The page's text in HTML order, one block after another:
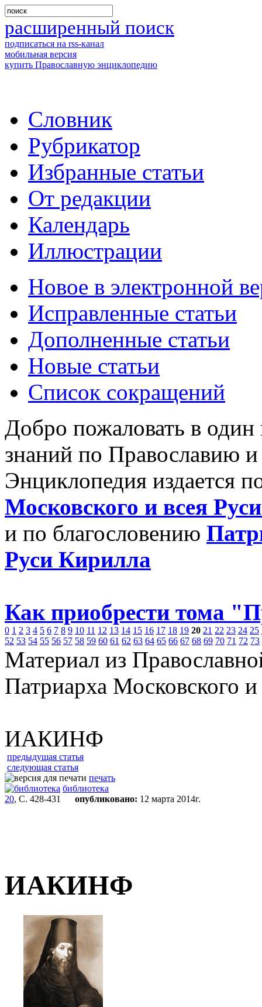
расширенный поиск
подписаться на rss-канал
мобильная версия
купить Православную энциклопедию
Словник
Рубрикатор
Избранные статьи
От редакции
Календарь
Иллюстрации
Новое в электронной
Исправленные статьи
Дополненные статьи
Новые статьи
Список сокращений
Добро пожаловать в
знаний по Православию
Энциклопедия издается
Московского и всея
и по благословению
Руси Кирилла
Как приобрести тома
0 1 2 3 4 5 6 7 8 9 10 11 12 13 14 15 16 17 18 19 20 21 22 23 24 25
52 53 54 55 56 57 58 59 60 61 62 63 64 65 66 67 68 69 70 71 72 73
Материал из
Патриарха Московского
ИАКИНФ
предыдущая статья
следующая статья
печать
библиотека
20, С. 428-431 опубликовано: 12 марта 2014г.
ИАКИНФ